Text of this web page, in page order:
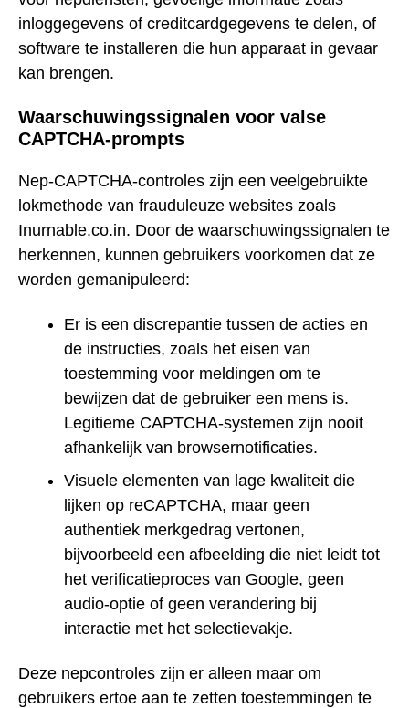
inloggegevens of creditcardgegevens te delen, of
software te installeren die hun apparaat in gevaar
kan brengen.
Waarschuwingssignalen voor valse
CAPTCHA-prompts
Nep-CAPTCHA-controles zijn een veelgebruikte
lokmethode van frauduleuze websites zoals
Inurnable.co.in. Door de waarschuwingssignalen te
herkennen, kunnen gebruikers voorkomen dat ze
worden gemanipuleerd:
Er is een discrepantie tussen de acties en
de instructies, zoals het eisen van
toestemming voor meldingen om te
bewijzen dat de gebruiker een mens is.
Legitieme CAPTCHA-systemen zijn nooit
afhankelijk van browsernotificaties.
Visuele elementen van lage kwaliteit die
lijken op reCAPTCHA, maar geen
authentiek merkgedrag vertonen,
bijvoorbeeld een afbeelding die niet leidt tot
het verificatieproces van Google, geen
audio-optie of geen verandering bij
interactie met het selectievakje.
Deze nepcontroles zijn er alleen maar om
gebruikers ertoe aan te zetten toestemmingen te